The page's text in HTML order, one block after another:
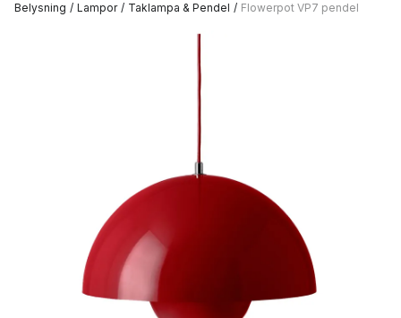
Belysning / Lampor / Taklampa & Pendel / Flowerpot VP7 pendel